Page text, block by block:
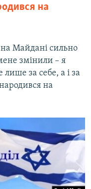
на
на Майдані сильно
змінили – я
лише за себе, а і за
на